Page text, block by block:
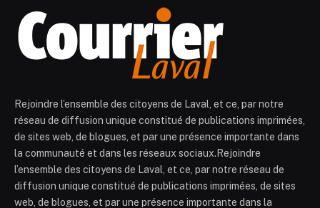
Rejoindre l’ensemble des citoyens de Laval, et ce, par notre
réseau de diffusion unique constitué de publications imprimées,
de sites web, de blogues, et par une présence importante dans
la communauté et dans les réseaux sociaux.Rejoindre
l’ensemble des citoyens de Laval, et ce, par notre réseau de
diffusion unique constitué de publications imprimées, de sites
web, de blogues, et par une présence importante dans la